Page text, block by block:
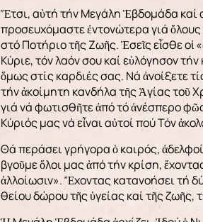
Ἔτσι, αὐτή τήν Μεγάλη Ἑβδομάδα καί
προσευχόμαστε ἐντονώτερα γιά
στό Ποτήριο τῆς Ζωῆς. Ἐσεῖς εἶσθε οἱ
Κύριε, τόν λαόν σου καί εὐλόγησον
ὅμως στίς καρδιές σας. Νά ἀνοίξετε
τήν ἀκοίμητη κανδήλα τῆς Ἁγίας τοῦ
γιά νά φωτισθῆτε ἀπό τό ἀνέσπερο
Κύριός μας νά εἶναι αὐτοί πού Τόν
Θά περάσει γρήγορα ὁ καιρός,
βγοῦμε ὅλοι μας ἀπό τήν κρίση,
ἀλλοίωσιν». Ἔχοντας κατανοήσει τή
θείου δώρου τῆς ὑγείας καί τῆς